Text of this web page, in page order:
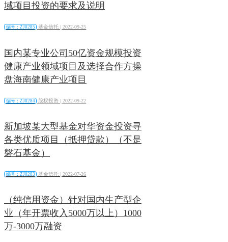
域项目投资的要求及说明
编号：ZJ0285 基金信托 |2022-09-25
国内某专业公司50亿资金规模投资
健康产业领域项目及选择合作方操
盘海南健康产业项目
编号：ZJ0284 股权投资 |2022-09-22
新加坡某大型基金对华资金投资寻
各类优质项目（抵押贷款）（不是
磐石基金）
编号：ZJ0283 基金信托 |2022-07-26
（纯信用资金）针对国内生产型企
业（年开票收入5000万以上）1000
万-3000万融资